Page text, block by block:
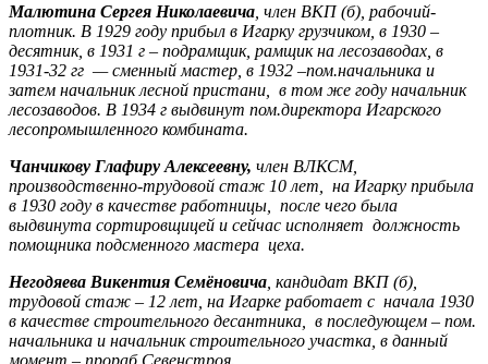
Малютина Сергея Николаевича , член ВКП (б), рабочий-
плотник. В 1929 году прибыл в Игарку грузчиком, в 1930 –
десятник, в 1931 г – подрамщик, рамщик на лесозаводах, в
1931-32 гг — сменный мастер, в 1932 –пом.начальника и
затем начальник лесной пристани, в том же году начальник
лесозаводов. В 1934 г выдвинут пом.директора Игарского
лесопромышленного комбината.
Чанчикову Глафиру Алексеевну, член ВЛКСМ,
производственно-трудовой стаж 10 лет, на Игарку прибыла
в 1930 году в качестве работницы, после чего была
выдвинута сортировщицей и сейчас исполняет должность
помощника подсменного мастера цеха.
Негодяева Викентия Семёновича , кандидат ВКП (б),
трудовой стаж – 12 лет, на Игарке работает с начала 1930
в качестве строительного десантника, в последующем – пом.
начальника и начальник строительного участка, в данный
момент – прораб Севенстроя.